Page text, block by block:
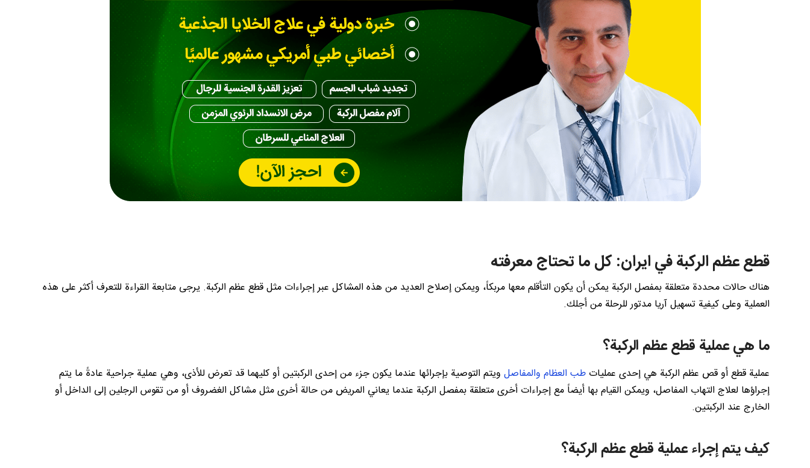
قطع عظم الركبة في ايران: كل ما تحتاج معرفته
هناك حالات محددة متعلقة بمفصل الركبة يمكن أن يكون التأقلم معها مربكاً، ويمكن إصلاح العديد من هذه المشاكل عبر إجراءات مثل قطع عظم الركبة. يرجى متابعة القراءة للتعرف أكثر على هذه
العملية وعلى كيفية تسهيل آريا مدتور للرحلة من أجلك.
ما هي عملية قطع عظم الركبة؟
عملية قطع أو قص عظم الركبة هي إحدى عمليات طب العظام والمفاصل ويتم التوصية بإجرائها عندما يكون جزء من إحدى الركبتين أو كليهما قد تعرض للأذى، وهي عملية جراحية عادةً ما يتم
إجراؤها لعلاج التهاب المفاصل، ويمكن القيام بها أيضاً مع إجراءات أخرى متعلقة بمفصل الركبة عندما يعاني المريض من حالة أخرى مثل مشاكل الغضروف أو من تقوس الرجلين إلى الداخل أو
الخارج عند الركبتين.
كيف يتم إجراء عملية قطع عظم الركبة؟